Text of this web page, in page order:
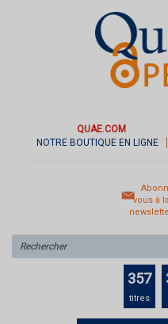
QUAE.COM
NOTRE BOUTIQUE EN LIGNE
vous à la
357
titres